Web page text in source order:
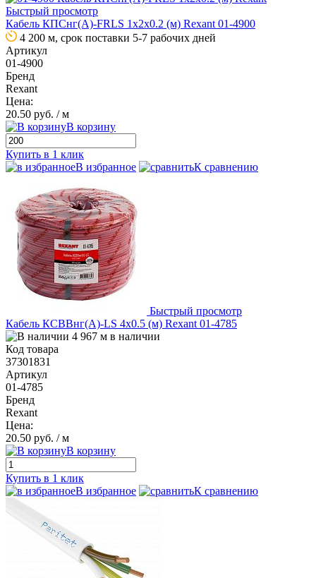
Быстрый просмотр
Кабель КПСнг(А)-FRLS 1х2х0.2 (м) Rexant 01-4900
4 200 м, срок поставки 5-7 рабочих дней
Артикул
01-4900
Бренд
Rexant
Цена:
20.50 руб. / м
В корзину
Купить в 1 клик
В избранное
К сравнению
Быстрый просмотр
Кабель КСВВнг(А)-LS 4х0.5 (м) Rexant 01-4785
4 967 м в наличии
Код товара
37301831
Артикул
01-4785
Бренд
Rexant
Цена:
20.50 руб. / м
В корзину
Купить в 1 клик
В избранное
К сравнению